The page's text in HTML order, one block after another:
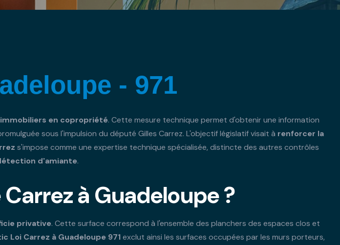
- 971
en copropriété. Cette mesure technique permet d'obtenir une information
sous l'impulsion du député Gilles Carrez. L'objectif législatif visait à renforcer la
s'impose comme une expertise technique spécialisée, distincte des autres contrôles
d'amiante.
à Guadeloupe ?
privative. Cette surface correspond à l'ensemble des planchers des espaces clos et
Loi Carrez à Guadeloupe 971exclut ainsi les surfaces occupées par les murs porteurs,